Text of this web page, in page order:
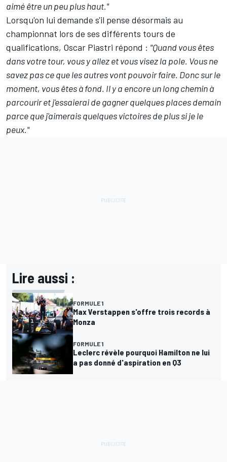
aimé être un peu plus haut."
Lorsqu'on lui demande s'il pense désormais au
championnat lors de ses différents tours de
qualifications, Oscar Piastri répond : "Quand vous êtes
dans votre tour, vous y allez et vous visez la pole. Vous ne
savez pas ce que les autres vont pouvoir faire. Donc sur le
moment, vous êtes à fond. Il y a encore un long chemin à
parcourir et j'essaierai de gagner quelques places demain
parce que j'aimerais quelques victoires de plus si je le
peux."
Lire aussi :
FORMULE 1
Max Verstappen s'offre trois records à
Monza
FORMULE 1
Leclerc révèle pourquoi Hamilton ne lui
a pas donné d'aspiration en Q3